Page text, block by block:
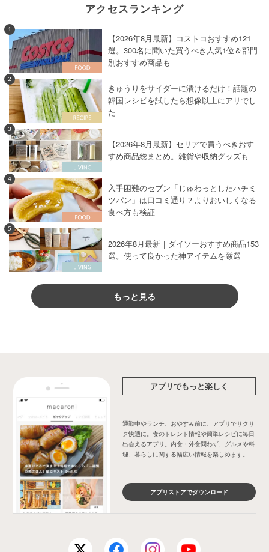
アクセスランキング
1
【2026年8月最新】コストコおすすめ121
選。300名に聞いた買うべき人気1位＆部門
別おすすめ商品も
2
きゅうりをサイダーに漬けるだけ！話題の
韓国レシピを試したら想像以上にアリでし
た
3
【2026年8月最新】セリアで買うべきおす
すめ商品総まとめ。雑貨や収納グッズも
4
入手困難のセブン「じゅわっとしたハチミ
ツパン」は口コミ通り？よりおいしくなる
食べ方も検証
5
2026年8月最新｜ダイソーおすすめ商品153
選。使って良かった神アイテムを厳選
もっと見る
アプリでもっと楽しく
通勤中やランチ、おやすみ前に、アプリでサクサ
ク快適に。食のトレンド情報や簡単レシピに毎日
出会えるアプリ。内食・外食問わず、グルメや料
理、暮らしに関する幅広い情報を楽しめます。
アプリストアでダウンロード